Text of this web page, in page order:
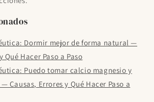
Dormir mejor de forma natural —
Qué Hacer Paso a Paso
Puedo tomar calcio magnesio y
Causas, Errores y Qué Hacer Paso a